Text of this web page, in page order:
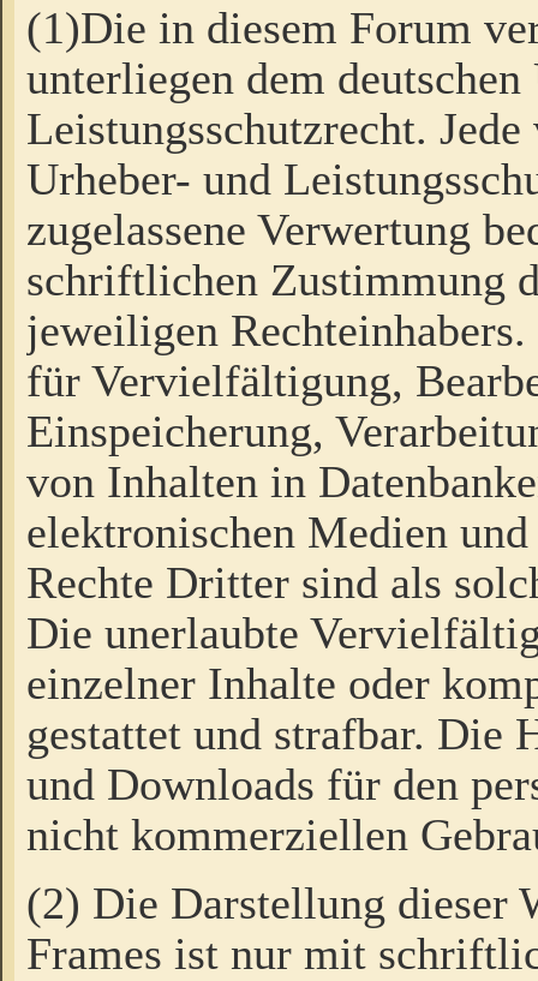
(1)Die in diesem Forum
unterliegen dem
Leistungsschutzrecht.
Urheber- und
zugelassene Verwertung
schriftlichen Zustimmung
jeweiligen
für Vervielfältigung,
Einspeicherung,
von Inhalten in
elektronischen Medien
Rechte Dritter sind als
Die unerlaubte
einzelner Inhalte oder
gestattet und strafbar. Die
und Downloads für den
nicht kommerziellen
(2) Die Darstellung dieser
Frames ist nur mit